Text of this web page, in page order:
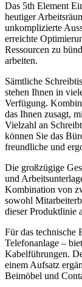
Das 5th Element
heutiger
unkomplizierte
erreichte
Ressourcen zu
arbeiten.
Sämtliche
stehen Ihnen in
Verfügung.
das Ihnen zusagt,
Vielzahl an
können Sie das
freundliche und
Die großzügige
und
Kombination von
sowohl
dieser Produktlinie
Für das technische
Telefonanlage –
Kabelführungen.
einem Aufsatz
Beimöbel und